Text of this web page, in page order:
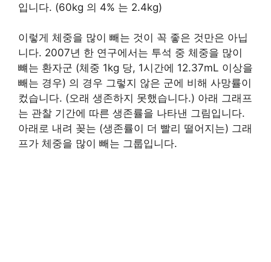
입니다. (60kg 의 4% 는 2.4kg)
이렇게 체중을 많이 빼는 것이 꼭 좋은 것만은 아닙
니다. 2007년 한 연구에서는 투석 중 체중을 많이
뺴는 환자군 (체중 1kg 당, 1시간에 12.37mL 이상을
빼는 경우) 의 경우 그렇지 않은 군에 비해 사망률이
컸습니다. (오래 생존하지 못했습니다.) 아래 그래프
는 관찰 기간에 따른 생존률을 나타낸 그림입니다.
아래로 내려 꽂는 (생존률이 더 빨리 떨어지는) 그래
프가 체중을 많이 빼는 그룹입니다.